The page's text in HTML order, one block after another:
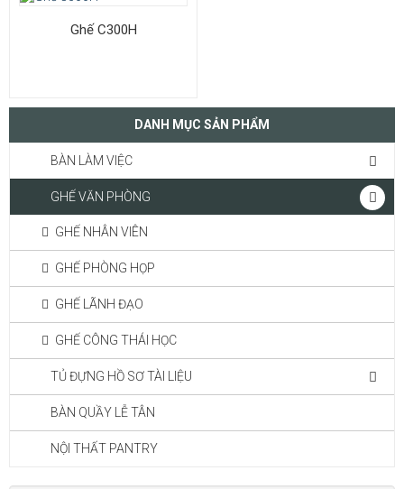
Ghế C300H
DANH MỤC SẢN PHẨM
BÀN LÀM VIỆC
GHẾ VĂN PHÒNG
GHẾ NHÂN VIÊN
GHẾ PHÒNG HỌP
GHẾ LÃNH ĐẠO
GHẾ CÔNG THÁI HỌC
TỦ ĐỰNG HỒ SƠ TÀI LIỆU
BÀN QUẦY LỄ TÂN
NỘI THẤT PANTRY